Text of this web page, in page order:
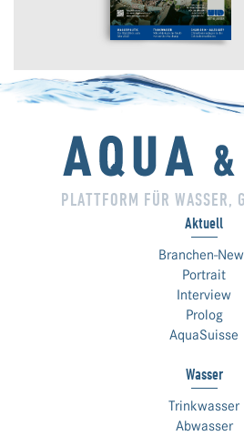
PLATTFORM FÜR WASSER,
Aktuell
Branchen-
Portrait
Interview
Prolog
AquaSuisse
Wasser
Trinkwasser
Abwasser